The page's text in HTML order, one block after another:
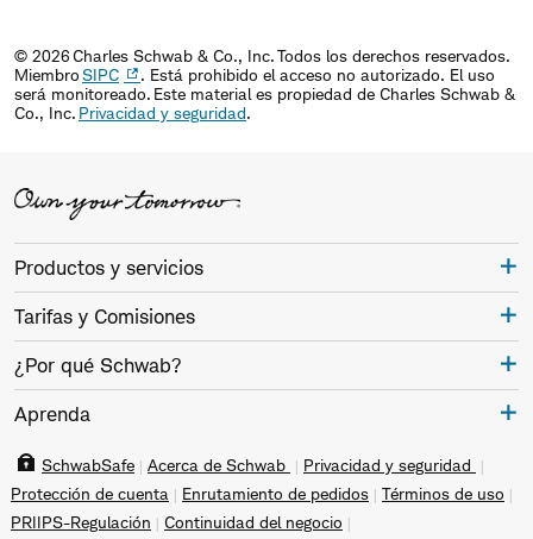
© 2026 Charles Schwab & Co., Inc. Todos los derechos reservados.
MiembroSIPC
. Está prohibido el acceso no autorizado. El uso
será monitoreado. Este material es propiedad de Charles Schwab &
Co., Inc. Privacidad y seguridad.
Productos y servicios
Tarifas y Comisiones
¿Por qué Schwab?
Aprenda
SchwabSafe Acerca de Schwab
Privacidad y seguridad
Protección de cuenta
Enrutamiento de pedidos
Términos de uso
PRIIPS-Regulación
Continuidad del negocio